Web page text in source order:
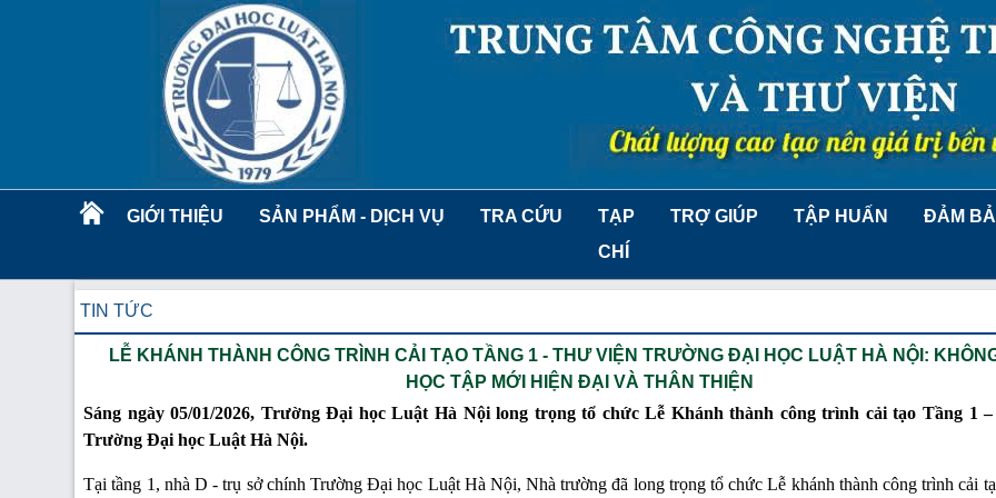
GIỚI THIỆU SẢN PHẨM - DỊCH VỤ TRA CỨU
TẠP
CHÍ
TRỢ GIÚP TẬP HUẤN ĐẢM
TIN TỨC
LỄ KHÁNH THÀNH CÔNG TRÌNH CẢI TẠO TẦNG 1 - THƯ VIỆN TRƯỜNG ĐẠI HỌC LUẬT HÀ NỘI:
HỌC TẬP MỚI HIỆN ĐẠI VÀ THÂN THIỆN
Sáng ngày 05/01/2026, Trường Đại học Luật Hà Nội long trọng tổ chức Lễ Khánh thành công trình cải tạo Tầng 1
Trường Đại học Luật Hà Nội.
Tại tầng 1, nhà D - trụ sở chính Trường Đại học Luật Hà Nội, Nhà trường đã long trọng tổ chức Lễ khánh thành công trình cải